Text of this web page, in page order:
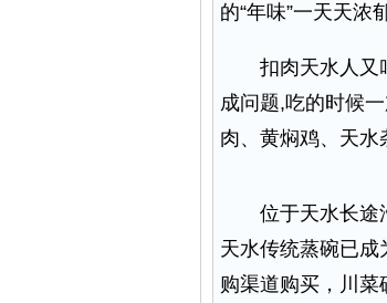
的“年味”一天天浓
扣肉天水人又叫
成问题,吃的时候
肉、黄焖鸡、天水
位于天水长途汽
天水传统蒸碗已成
购渠道购买，川菜